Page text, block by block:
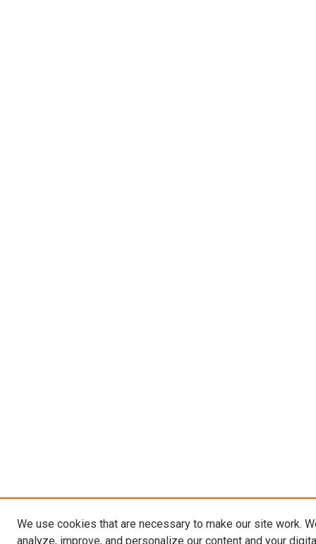
We use cookies that are necessary to make our site work.
analyze, improve, and personalize our content and your